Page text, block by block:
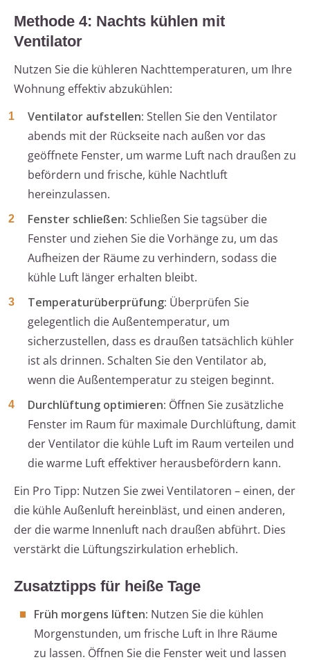
Methode 4: Nachts kühlen mit
Ventilator
Nutzen Sie die kühleren Nachttemperaturen, um Ihre
Wohnung effektiv abzukühlen:
Ventilator aufstellen: Stellen Sie den Ventilator
abends mit der Rückseite nach außen vor das
geöffnete Fenster, um warme Luft nach draußen zu
befördern und frische, kühle Nachtluft
hereinzulassen.
Fenster schließen: Schließen Sie tagsüber die
Fenster und ziehen Sie die Vorhänge zu, um das
Aufheizen der Räume zu verhindern, sodass die
kühle Luft länger erhalten bleibt.
Temperaturüberprüfung: Überprüfen Sie
gelegentlich die Außentemperatur, um
sicherzustellen, dass es draußen tatsächlich kühler
ist als drinnen. Schalten Sie den Ventilator ab,
wenn die Außentemperatur zu steigen beginnt.
Durchlüftung optimieren: Öffnen Sie zusätzliche
Fenster im Raum für maximale Durchlüftung, damit
der Ventilator die kühle Luft im Raum verteilen und
die warme Luft effektiver herausbefördern kann.
Ein Pro Tipp: Nutzen Sie zwei Ventilatoren – einen, der
die kühle Außenluft hereinbläst, und einen anderen,
der die warme Innenluft nach draußen abführt. Dies
verstärkt die Lüftungszirkulation erheblich.
Zusatztipps für heiße Tage
Früh morgens lüften: Nutzen Sie die kühlen
Morgenstunden, um frische Luft in Ihre Räume
zu lassen. Öffnen Sie die Fenster weit und lassen